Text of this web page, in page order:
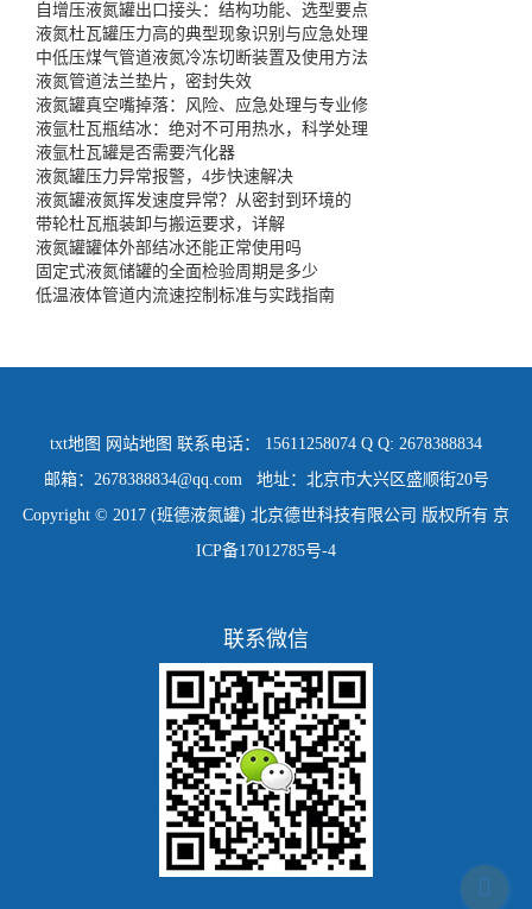
自增压液氮罐出口接头：结构功能、选型要点
液氮杜瓦罐压力高的典型现象识别与应急处理
中低压煤气管道液氮冷冻切断装置及使用方法
液氮管道法兰垫片，密封失效
液氮罐真空嘴掉落：风险、应急处理与专业修
液氩杜瓦瓶结冰：绝对不可用热水，科学处理
液氩杜瓦罐是否需要汽化器
液氮罐压力异常报警，4步快速解决
液氮罐液氮挥发速度异常？从密封到环境的
带轮杜瓦瓶装卸与搬运要求，详解
液氮罐罐体外部结冰还能正常使用吗
固定式液氮储罐的全面检验周期是多少
低温液体管道内流速控制标准与实践指南
txt地图 网站地图 联系电话： 15611258074 Q Q: 2678388834
邮箱：2678388834@qq.com 地址：北京市大兴区盛顺街20号
Copyright © 2017 (班德液氮罐) 北京德世科技有限公司 版权所有 京
ICP备17012785号-4
联系微信